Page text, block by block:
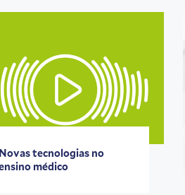
Novas tecnologias no
médico